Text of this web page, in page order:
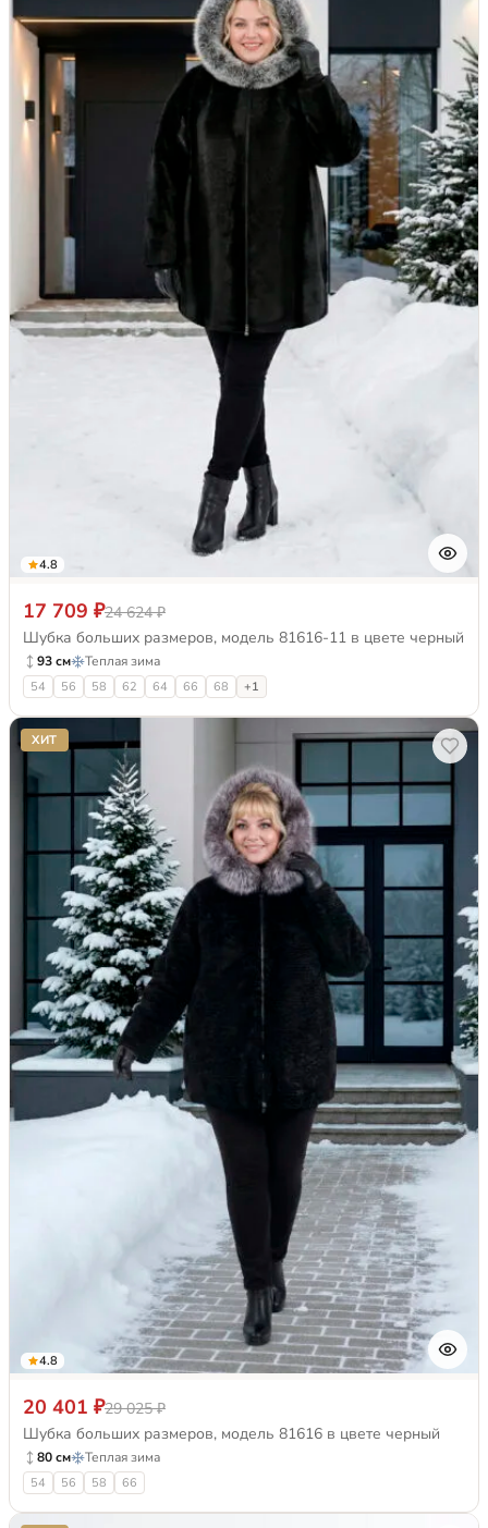
4.8
17 709 ₽24 624 ₽
Шубка больших размеров, модель 81616-11 в цвете черный
93 см Теплая зима
54 56 58 62 64 66 68 +1
ХИТ
4.8
20 401 ₽29 025 ₽
Шубка больших размеров, модель 81616 в цвете черный
80 см Теплая зима
54 56 58 66